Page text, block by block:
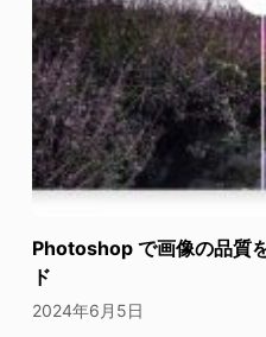
Photoshop で画像の品質
ド
2024年6月5日